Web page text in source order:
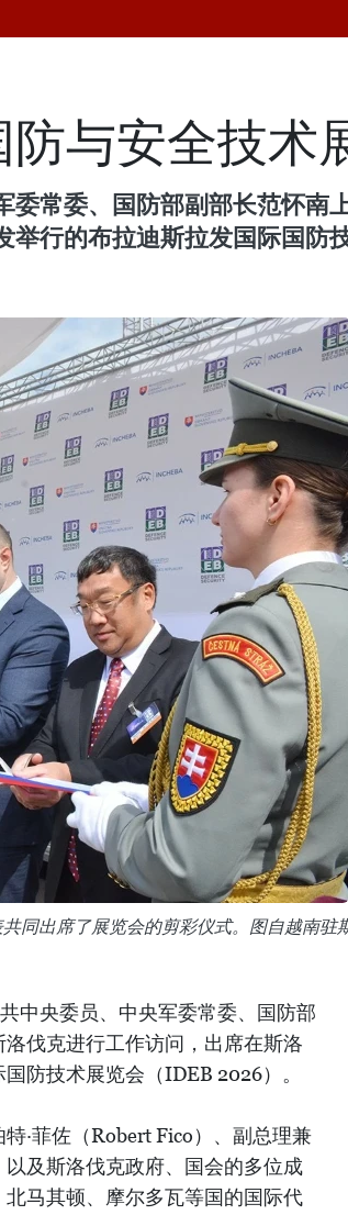
与安全技术
常委、国防部副部长范怀南
行的布拉迪斯拉发国际国防
同出席了展览会的剪彩仪式。图自越南驻
中央委员、中央军委常委、国防部
伐克进行工作访问，出席在斯洛
防技术展览会（IDEB 2026）。
·菲佐（Robert Fico）、副总理兼
及斯洛伐克政府、国会的多位成
马其顿、摩尔多瓦等国的国际代